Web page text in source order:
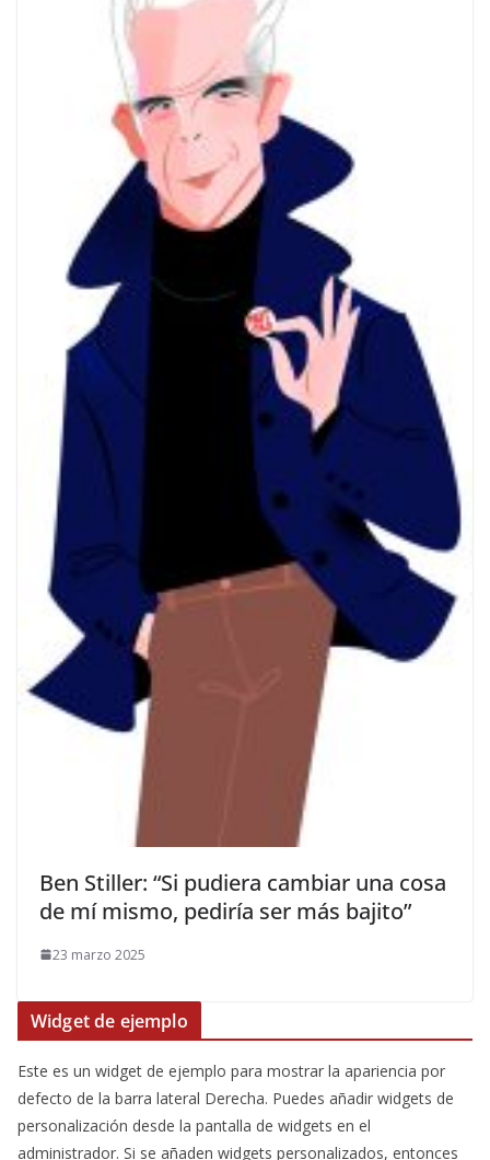
​Ben Stiller: “Si pudiera cambiar una cosa
de mí mismo, pediría ser más bajito”
23 marzo 2025
Widget de ejemplo
Este es un widget de ejemplo para mostrar la apariencia por
defecto de la barra lateral Derecha. Puedes añadir widgets de
personalización desde la pantalla de widgets en el
administrador. Si se añaden widgets personalizados, entonces